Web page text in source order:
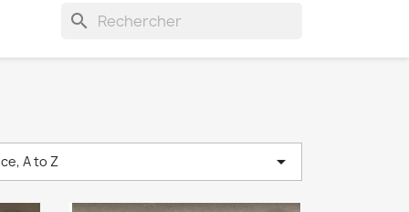
search
A to Z 